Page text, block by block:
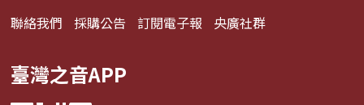
聯絡我們 採購公告 訂閱電子報 央廣社群
臺灣之音APP